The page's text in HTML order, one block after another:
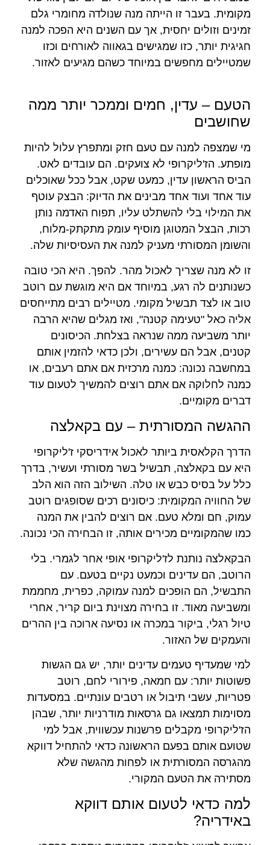
מקומית. בעבר זו הייתה מנה שנולדה מחומרי גלם
זמינים וזולים יחסית, אך עם השנים היא הפכה למנה
חגיגית יותר, כזו שמגישים בגאווה לאורחים וכזו
שמטיילים מחפשים במיוחד כשהם מגיעים לאזור.
הטעם – עדין, חמים וממכר יותר ממה
שחושבים
מי שמצפה למנה עם טעם חזק ומתפרץ עלול להיות
מופתע. הז'ליקרופי לא צועקים. הם עובדים לאט.
הביס הראשון עדין, כמעט שקט, אבל ככל שאוכלים
עוד אחד ועוד אחד מבינים את הדיוק: הבצק עוטף
את המילוי בלי להשתלט עליו, תפוח האדמה נותן
רכות, הבצל המטוגן מוסיף עומק מתקתק-מלוח,
והשומן המסורתי מעניק למנה את העסיסיות שלה.
זו לא מנה שצריך לאכול מהר. להפך. היא הכי טובה
כשנותנים לה רגע, במיוחד אם היא מוגשת עם רוטב
טוב או לצד תבשיל מקומי. מטיילים רבים מתייחסים
אליה כאל "טעימה קטנה", ואז מגלים שהיא הרבה
יותר משביעה ממה שנראה בצלחת. הכיסונים
קטנים, אבל הם עשירים, ולכן כדאי להזמין אותם
במחשבה נכונה: כמנה מרכזית אם אתם רעבים, או
כמנה לחלוקה אם אתם רוצים להמשיך לטעום עוד
דברים מקומיים.
ההגשה המסורתית – עם בקאלצה
הדרך הקלאסית ביותר לאכול אידריסקי ז'ליקרופי
היא עם בקאלצה, תבשיל בשר מסורתי ועשיר, בדרך
כלל על בסיס כבש או טלה. השילוב הזה הוא הלב
של החוויה המקומית: כיסונים רכים שסופגים רוטב
עמוק, חם ומלא טעם. אם רוצים להבין את המנה
כמו שהמקומיים מכירים אותה, זו הבחירה הכי נכונה.
הבקאלצה נותנת לז'ליקרופי אופי אחר לגמרי. בלי
הרוטב, הם עדינים וכמעט נקיים בטעם. עם
התבשיל, הם הופכים למנה עמוקה, כפרית, מחממת
ומשביעה מאוד. זו בחירה מצוינת ביום קריר, אחרי
טיול רגלי, ביקור במכרה או נסיעה ארוכה בין ההרים
והעמקים של האזור.
למי שמעדיף טעמים עדינים יותר, יש גם הגשות
פשוטות יותר: עם חמאה, פירורי לחם, רוטב
פטריות, עשבי תיבול או רטבים עונתיים. במסעדות
מסוימות תמצאו גם גרסאות מודרניות יותר, שבהן
הז'ליקרופי מקבלים פרשנות עכשווית, אבל למי
שטועם אותם בפעם הראשונה כדאי להתחיל דווקא
מהגרסה המסורתית או לפחות מהגשה שלא
מסתירה את הטעם המקורי.
למה כדאי לטעום אותם דווקא
באידריה?